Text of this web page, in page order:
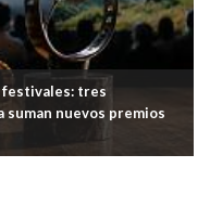
tres
suman nuevos premios